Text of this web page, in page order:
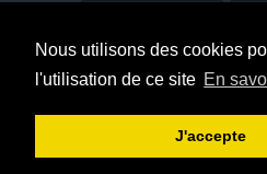
Nous utilisons des cookies
l'utilisation de ce site En
J'accepte
réservés. Conception :